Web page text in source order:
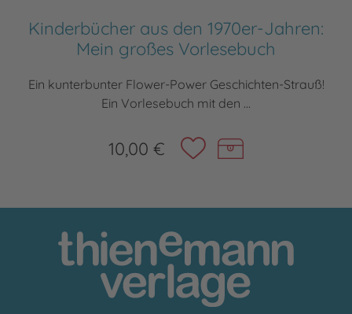
Kinderbücher aus den 1970er-Jahren:
Mein großes Vorlesebuch
Ein kunterbunter Flower-Power Geschichten-Strauß!
Ein Vorlesebuch mit den ...
10,00 €